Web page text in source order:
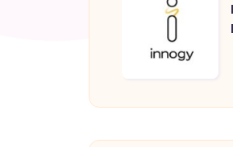
přihlášení
dva